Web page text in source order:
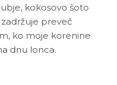
kokosovo šoto
preveč
ko moje korenine
dnu lonca.